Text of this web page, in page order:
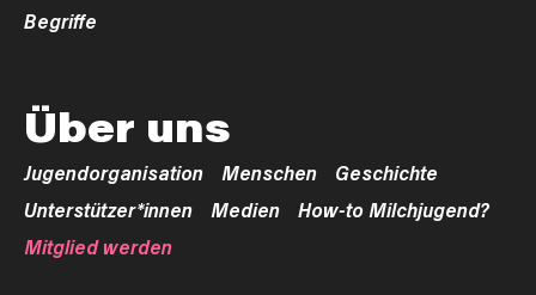
Begriffe
Über uns
Jugendorganisation Menschen
Geschichte
Unterstützer*innen
Medien
How-to Milchjugend?
Mitglied werden